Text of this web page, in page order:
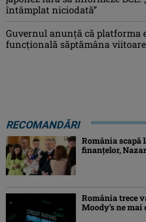
întâmplat niciodată”
Guvernul anunță că platforma
funcţională săptămâna viitoare
RECOMANDĂRI
România
finanțelor,
România trece
Moody’s ne mai